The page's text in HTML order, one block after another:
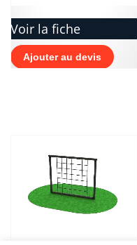
Voir la fiche
Ajouter au devis